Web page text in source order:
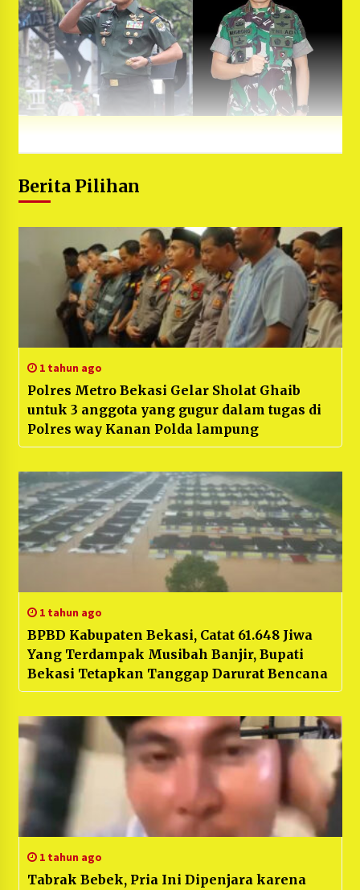
Berita Pilihan
1 tahun ago
Polres Metro Bekasi Gelar Sholat Ghaib
untuk 3 anggota yang gugur dalam tugas di
Polres way Kanan Polda lampung
1 tahun ago
BPBD Kabupaten Bekasi, Catat 61.648 Jiwa
Yang Terdampak Musibah Banjir, Bupati
Bekasi Tetapkan Tanggap Darurat Bencana
1 tahun ago
Tabrak Bebek, Pria Ini Dipenjara karena